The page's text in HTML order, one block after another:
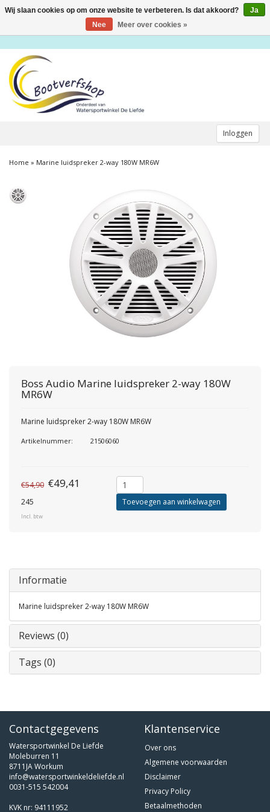
Inloggen
Toggle
Home » Marine luidspreker 2-way 180W MR6W
Boss Audio Marine luidspreker 2-way 180W
MR6W
Marine luidspreker 2-way 180W MR6W
Artikelnummer: 21506060
€54,90 €49,41
245
Incl. btw
Toevoegen aan winkelwagen
Informatie
Marine luidspreker 2-way 180W MR6W
Reviews (0)
Tags (0)
Contactgegevens
Watersportwinkel De Liefde
Moleburren 11
8711JA Workum
info@watersportwinkeldeliefde.nl
0031-515 542004
KVK nr: 94111952
Klantenservice
Over ons
Algemene voorwaarden
Disclaimer
Privacy Policy
Betaalmethoden
Wij slaan cookies op om onze website te verbeteren. Is dat akkoord?
Ja
Nee
Meer over cookies »